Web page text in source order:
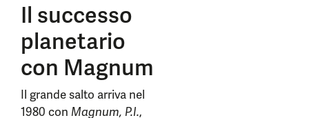
Il successo
planetario
con Magnum
Il grande salto arriva nel
1980 con Magnum, P.I.,